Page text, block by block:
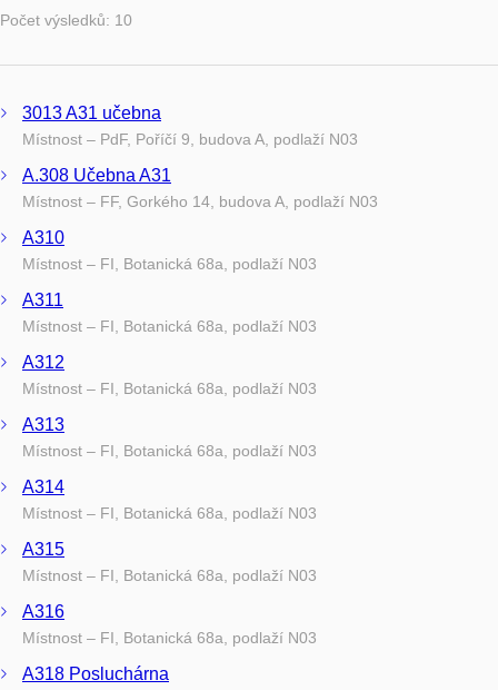
Počet výsledků: 10
3013 A31 učebna
Místnost – PdF, Poříčí 9, budova A, podlaží N03
A.308 Učebna A31
Místnost – FF, Gorkého 14, budova A, podlaží N03
A310
Místnost – FI, Botanická 68a, podlaží N03
A311
Místnost – FI, Botanická 68a, podlaží N03
A312
Místnost – FI, Botanická 68a, podlaží N03
A313
Místnost – FI, Botanická 68a, podlaží N03
A314
Místnost – FI, Botanická 68a, podlaží N03
A315
Místnost – FI, Botanická 68a, podlaží N03
A316
Místnost – FI, Botanická 68a, podlaží N03
A318 Posluchárna